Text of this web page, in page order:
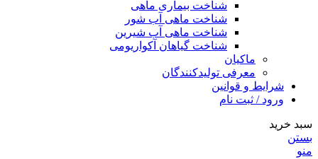
شناخت بیماری ماهی
شناخت ماهی آب شور
شناخت ماهی آب شیرین
شناخت گیاهان آکواریومی
ماکیان
معرفی تولیدکنندگان
شرایط و قوانین
ورود / ثبت نام
سبد خرید
بستن
منو